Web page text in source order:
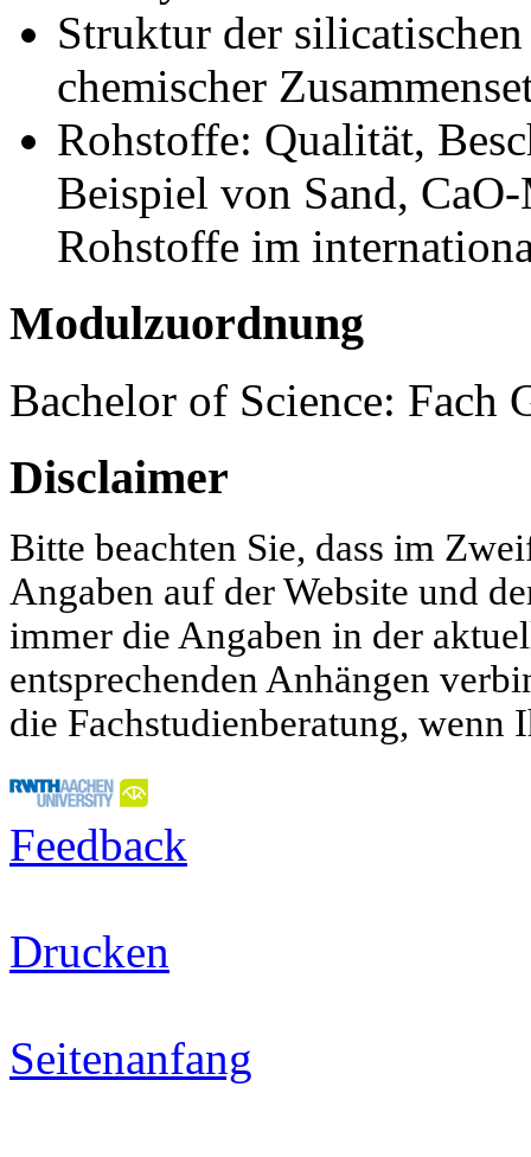
Struktur der
chemischer
Rohstoffe: Qualität,
Beispiel von Sand,
Rohstoffe im
Modulzuordnung
Bachelor of Science: Fach
Disclaimer
Bitte beachten Sie, dass im
Angaben auf der Website und
immer die Angaben in der
entsprechenden Anhängen
die Fachstudienberatung,
Feedback
Drucken
Seitenanfang